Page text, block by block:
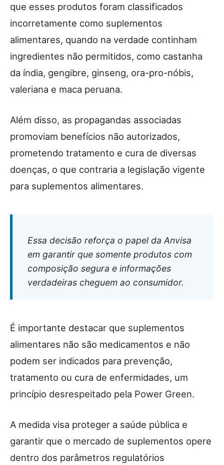
que esses produtos foram classificados
incorretamente como suplementos
alimentares, quando na verdade continham
ingredientes não permitidos, como castanha
da índia, gengibre, ginseng, ora-pro-nóbis,
valeriana e maca peruana.
Além disso, as propagandas associadas
promoviam benefícios não autorizados,
prometendo tratamento e cura de diversas
doenças, o que contraria a legislação vigente
para suplementos alimentares.
Essa decisão reforça o papel da Anvisa
em garantir que somente produtos com
composição segura e informações
verdadeiras cheguem ao consumidor.
É importante destacar que suplementos
alimentares não são medicamentos e não
podem ser indicados para prevenção,
tratamento ou cura de enfermidades, um
princípio desrespeitado pela Power Green.
A medida visa proteger a saúde pública e
garantir que o mercado de suplementos opere
dentro dos parâmetros regulatórios